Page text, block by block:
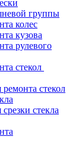
группы
колес
кузова
рулевого
стекол
стекол
стекла